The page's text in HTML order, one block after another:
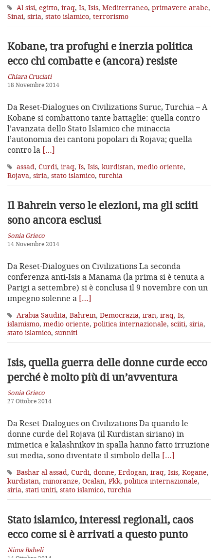
Al sisi, egitto, iraq, Is, Isis, Mediterraneo, primavere arabe,
Sinai, siria, stato islamico, terrorismo
Kobane, tra profughi e inerzia politica
ecco chi combatte e (ancora) resiste
Chiara Cruciati
18 Novembre 2014
Da Reset-Dialogues on Civilizations Suruc, Turchia – A
Kobane si combattono tante battaglie: quella contro
l’avanzata dello Stato Islamico che minaccia
l’autonomia dei cantoni popolari di Rojava; quella
contro la […]
assad, Curdi, iraq, Is, Isis, kurdistan, medio oriente,
Rojava, siria, stato islamico, turchia
Il Bahrein verso le elezioni, ma gli sciiti
sono ancora esclusi
Sonia Grieco
14 Novembre 2014
Da Reset-Dialogues on Civilizations La seconda
conferenza anti-Isis a Manama (la prima si è tenuta a
Parigi a settembre) si è conclusa il 9 novembre con un
impegno solenne a […]
Arabia Saudita, Bahrein, Democrazia, iran, iraq, Is,
islamismo, medio oriente, politica internazionale, sciiti, siria,
stato islamico, sunniti
Isis, quella guerra delle donne curde ecco
perché è molto più di un’avventura
Sonia Grieco
27 Ottobre 2014
Da Reset-Dialogues on Civilizations Da quando le
donne curde del Rojava (il Kurdistan siriano) in
mimetica e kalashnikov in spalla hanno fatto irruzione
sui media, sono diventate il simbolo della […]
Bashar al assad, Curdi, donne, Erdogan, iraq, Isis, Kogane,
kurdistan, minoranze, Ocalan, Pkk, politica internazionale,
siria, stati uniti, stato islamico, turchia
Stato islamico, interessi regionali, caos
ecco come si è arrivati a questo punto
Nima Baheli